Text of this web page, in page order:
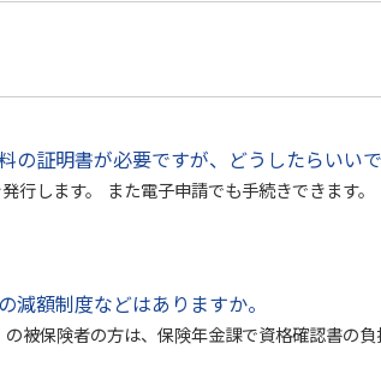
の証明書が必要ですが、どうしたらいいで
行します。 また電子申請でも手続きできます
減額制度などはありますか。
保険者の方は、保険年金課で資格確認書の負